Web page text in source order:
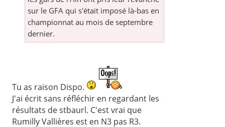
sur le GFA qui s'était imposé là-bas en
championnat au mois de septembre
dernier.
Tu as raison Dispo.
J'ai écrit sans réfléchir en regardant les
résultats de stbaurl. C'est vrai que
Rumilly Vallières est en N3 pas R3.